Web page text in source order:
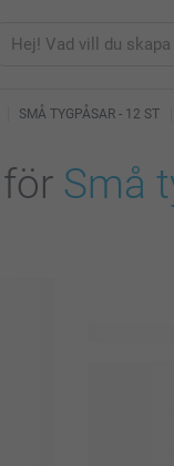
SMÅ TYGPÅSAR - 12 ST
Små